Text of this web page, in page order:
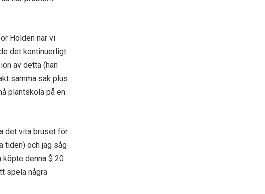
Holden när vi
det kontinuerligt
av detta (han
samma sak plus
plantskola på en
det vita bruset för
tiden) och jag såg
köpte denna $ 20
spela några